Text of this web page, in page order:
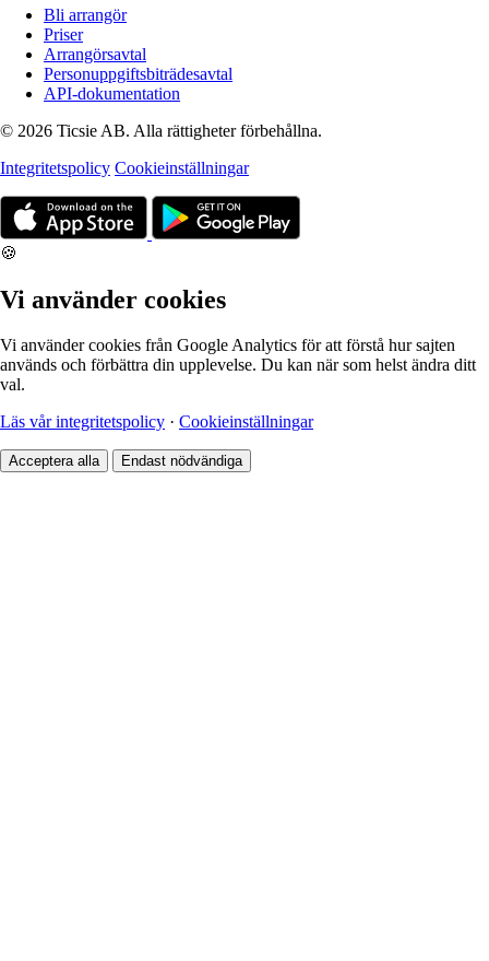
Bli arrangör
Priser
Arrangörsavtal
Personuppgiftsbiträdesavtal
API-dokumentation
© 2026 Ticsie AB. Alla rättigheter förbehållna.
Integritetspolicy Cookieinställningar
🍪
Vi använder cookies
Vi använder cookies från Google Analytics för att förstå hur sajten
används och förbättra din upplevelse. Du kan när som helst ändra ditt
val.
Läs vår integritetspolicy · Cookieinställningar
Acceptera alla Endast nödvändiga